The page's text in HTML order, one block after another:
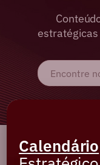
Calendário